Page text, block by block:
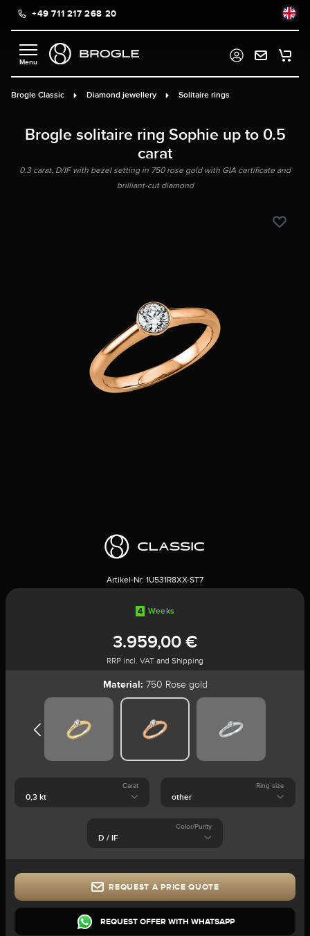
content+49 711 217 268 20
Brogle Classic Diamond jewellery Solitaire rings
Brogle solitaire ring Sophie up to 0.5
carat
0.3 carat, D/IF with bezel setting in 750 rose gold with GIA certificate and
brilliant-cut diamond
Artikel-Nr: 1U531R8XX-ST7
4 Weeks
3.959,00 €
RRP incl. VAT and Shipping
Material: 750 Rose gold
Carat Ring size
Color/Purity
REQUEST A PRICE QUOTE
REQUEST OFFER WITH WHATSAPP